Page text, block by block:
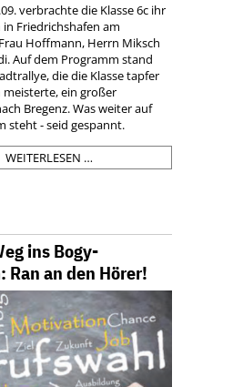
verbrachte die Klasse 6c ihr
Friedrichshafen am
Hoffmann, Herrn Miksch
Auf dem Programm stand
die die Klasse tapfer
meisterte, ein großer
Bregenz. Was weiter auf
steht - seid gespannt.
WEITERLESEN …DIE
6C
EINE
REISE
ZWISCHEN
NASS
UND
TROCKEN
ins Bogy-
Ran an den Hörer!